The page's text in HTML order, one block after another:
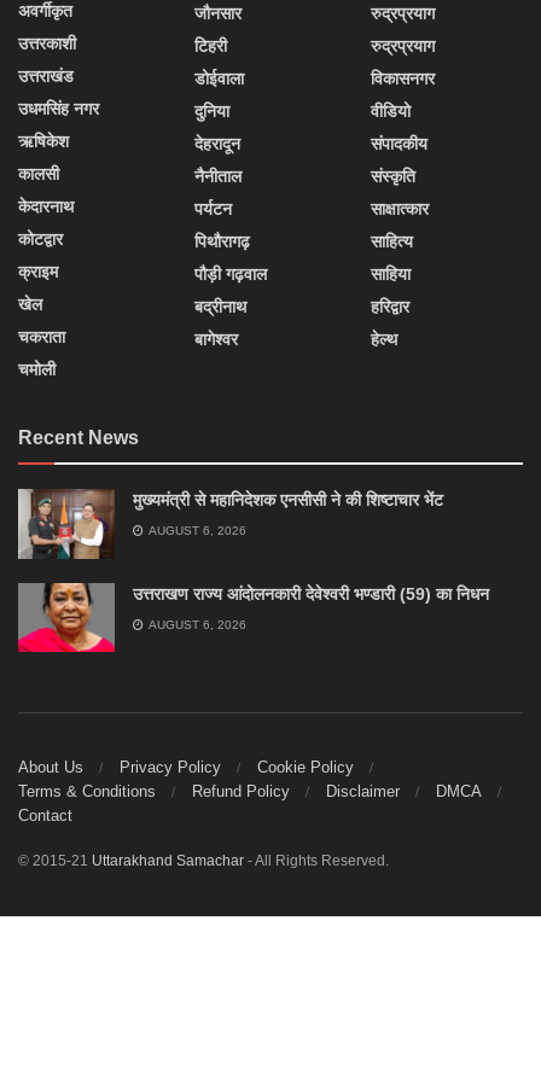
अवर्गीकृत
उत्तरकाशी
उत्तराखंड
उधमसिंह नगर
ऋषिकेश
कालसी
केदारनाथ
कोटद्वार
क्राइम
खेल
चकराता
चमोली
जौनसार
टिहरी
डोईवाला
दुनिया
देहरादून
नैनीताल
पर्यटन
पिथौरागढ़
पौड़ी गढ़वाल
बद्रीनाथ
बागेश्वर
रुद्रप्रयाग
रुद्रप्रयाग
विकासनगर
वीडियो
संपादकीय
संस्कृति
साक्षात्कार
साहित्य
साहिया
हरिद्वार
हेल्थ
Recent News
मुख्यमंत्री से महानिदेशक एनसीसी ने की शिष्टाचार भेंट
AUGUST 6, 2026
उत्तराखण राज्य आंदोलनकारी देवेश्वरी भण्डारी (59) का निधन
AUGUST 6, 2026
About Us Privacy Policy
Cookie Policy
Terms & Conditions
Refund Policy Disclaimer
DMCA
Contact
© 2015-21 Uttarakhand Samachar - All Rights Reserved.